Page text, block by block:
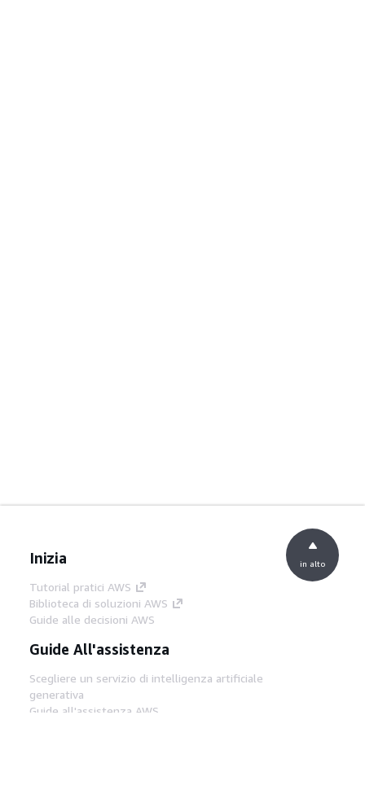
Inizia
Tutorial pratici AWS
Biblioteca di soluzioni AWS
Guide alle decisioni AWS
Guide All'assistenza
Scegliere un servizio di intelligenza artificiale
generativa
Guide all'assistenza AWS
in alto